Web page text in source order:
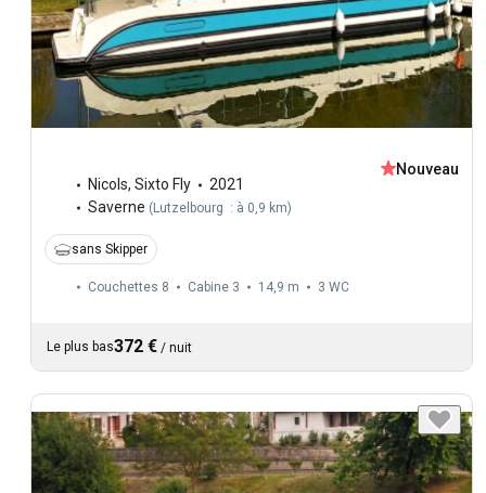
Nicols, Sixto Fly
2021
Saverne ( Lutzelbourg : à 0,9 km)
Nouveau
sans Skipper
Couchettes 8 Cabine 3 14,9 m 3 WC
Le plus bas372 € / nuit